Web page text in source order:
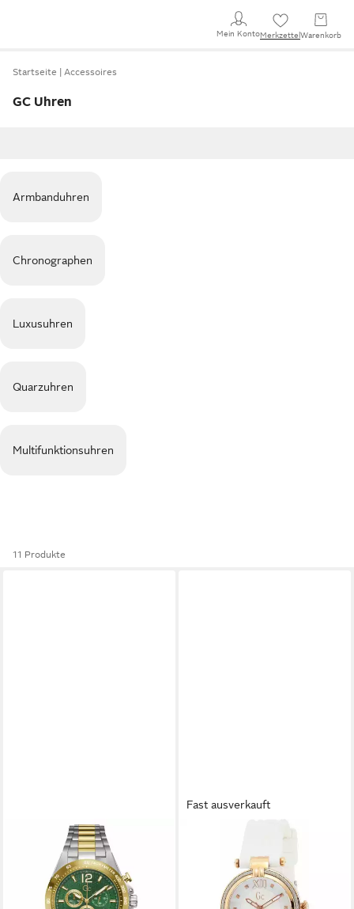
Mein KontoMerkzettel Warenkorb
Startseite Accessoires
GC Uhren
Armbanduhren
Chronographen
Luxusuhren
Quarzuhren
Multifunktionsuhren
11 Produkte
Luxusuhr Herrenuhr Watches
Z07008G9MF (44 mm)
ab 916,07 €
lieferbar in 4 Wochen
Fast ausverkauft
Y18004L1 (32 mm)
ab 416,01 €
lieferbar in 4 Wochen